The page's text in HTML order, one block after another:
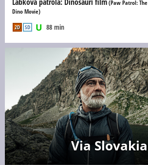
(Paw Patrol: The
Dino Movie)
88 min
2D SD
Via Slovakia